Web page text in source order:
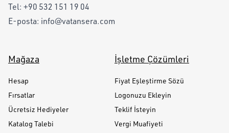
Tel: +90 532 151 19 04
E-posta: info@vatansera.com
Mağaza
Hesap
Fırsatlar
Ücretsiz Hediyeler
Katalog Talebi
İşletme Çözümleri
Fiyat Eşleştirme Sözü
Logonuzu Ekleyin
Teklif İsteyin
Vergi Muafiyeti